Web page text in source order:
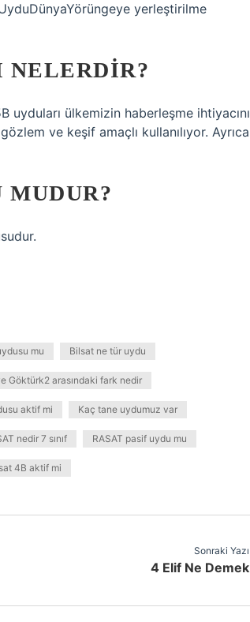
yerleştirilme
NELERDIR?
ülkemizin haberleşme ihtiyacını
ve keşif amaçlı kullanılıyor. Ayrıca
MUDUR?
mu Bilsat ne tür uydu
Göktürk2 arasındaki fark nedir
aktif mi Kaç tane uydumuz var
nedir 7 sınıf RASAT pasif uydu mu
4B aktif mi
Sonraki Yazı
4 Elif Ne Demek